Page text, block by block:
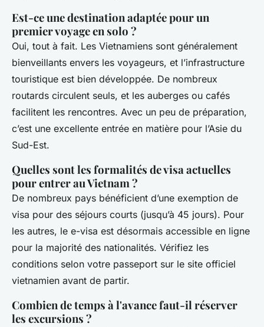
Est-ce une destination adaptée pour un
premier voyage en solo ?
Oui, tout à fait. Les Vietnamiens sont généralement
bienveillants envers les voyageurs, et l’infrastructure
touristique est bien développée. De nombreux
routards circulent seuls, et les auberges ou cafés
facilitent les rencontres. Avec un peu de préparation,
c’est une excellente entrée en matière pour l’Asie du
Sud-Est.
Quelles sont les formalités de visa actuelles
pour entrer au Vietnam ?
De nombreux pays bénéficient d’une exemption de
visa pour des séjours courts (jusqu’à 45 jours). Pour
les autres, le e-visa est désormais accessible en ligne
pour la majorité des nationalités. Vérifiez les
conditions selon votre passeport sur le site officiel
vietnamien avant de partir.
Combien de temps à l'avance faut-il réserver
les excursions ?